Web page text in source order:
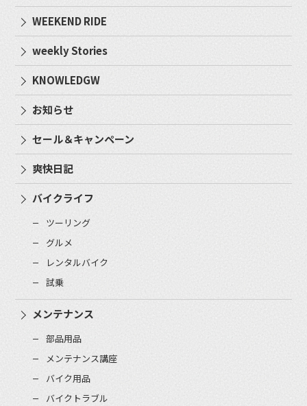
WEEKEND RIDE
weekly Stories
KNOWLEDGW
お知らせ
セール＆キャンペーン
爽快日記
バイクライフ
ツーリング
グルメ
レンタルバイク
試乗
メンテナンス
部品用品
メンテナンス講座
バイク用品
バイクトラブル